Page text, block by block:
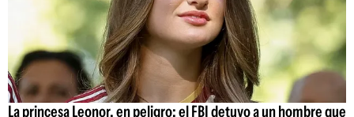
La princesa Leonor, en peligro: el FBI detuvo a un hombre que